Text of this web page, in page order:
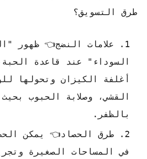
طرق التسويق؟
علامات النضج👈 ظهور
السوداء" عند قاعدة
أغلفة الكيزان وتحولها
القشي، وصلابة الحبوب
بالظفر.
طرق الحصاد👈 يمكن
في المساحات الصغيرة